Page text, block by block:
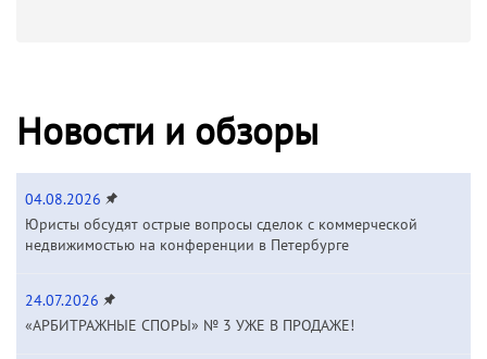
Новости и обзоры
04.08.2026
Юристы обсудят острые вопросы сделок с коммерческой
недвижимостью на конференции в Петербурге
24.07.2026
«АРБИТРАЖНЫЕ СПОРЫ» № 3 УЖЕ В ПРОДАЖЕ!